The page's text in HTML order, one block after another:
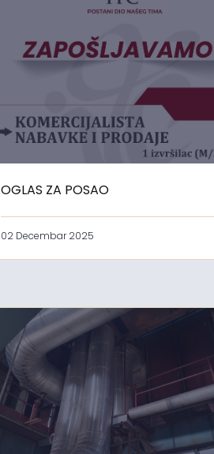
OGLAS ZA POSAO
02 Decembar 2025